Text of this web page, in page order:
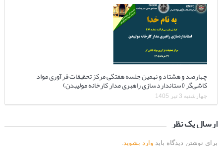
چهارصد و هشتاد و نهمین جلسه هفتگی مرکز تحقیقات فرآوری مواد
کاشی‌گر (استانداردسازی راهبری مدار کارخانه مولیبدن)
چهارشنبه 3 تیر 1405
ارسال یک نظر
برای نوشتن دیدگاه باید وارد بشوید